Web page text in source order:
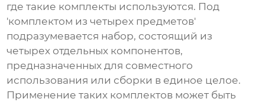
где такие комплекты используются. Под
'комплектом из четырех предметов'
подразумевается набор, состоящий из
четырех отдельных компонентов,
предназначенных для совместного
использования или сборки в единое целое.
Применение таких комплектов может быть